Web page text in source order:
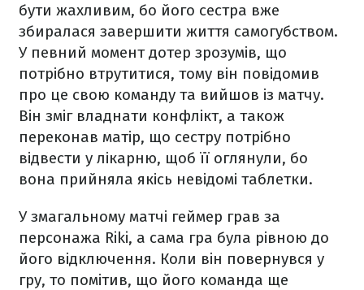
бути жахливим, бо його сестра вже
збиралася завершити життя самогубством.
У певний момент дотер зрозумів, що
потрібно втрутитися, тому він повідомив
про це свою команду та вийшов із матчу.
Він зміг владнати конфлікт, а також
переконав матір, що сестру потрібно
відвести у лікарню, щоб її оглянули, бо
вона прийняла якісь невідомі таблетки.
У змагальному матчі геймер грав за
персонажа Riki, а сама гра була рівною до
його відключення. Коли він повернувся у
гру, то помітив, що його команда ще